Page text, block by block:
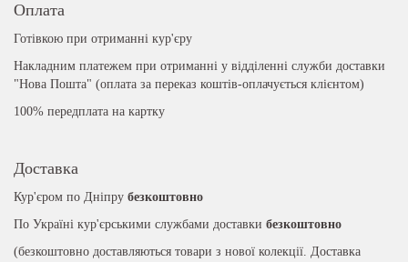
Оплата
Готівкою при отриманні кур'єру
Накладним платежем при отриманні у відділенні служби доставки
"Нова Пошта" (оплата за переказ коштів-оплачується клієнтом)
100% передплата на картку
Доставка
Кур'єром по Дніпру безкоштовно
По Україні кур'єрськими службами доставки безкоштовно
(безкоштовно доставляються товари з нової колекції. Доставка